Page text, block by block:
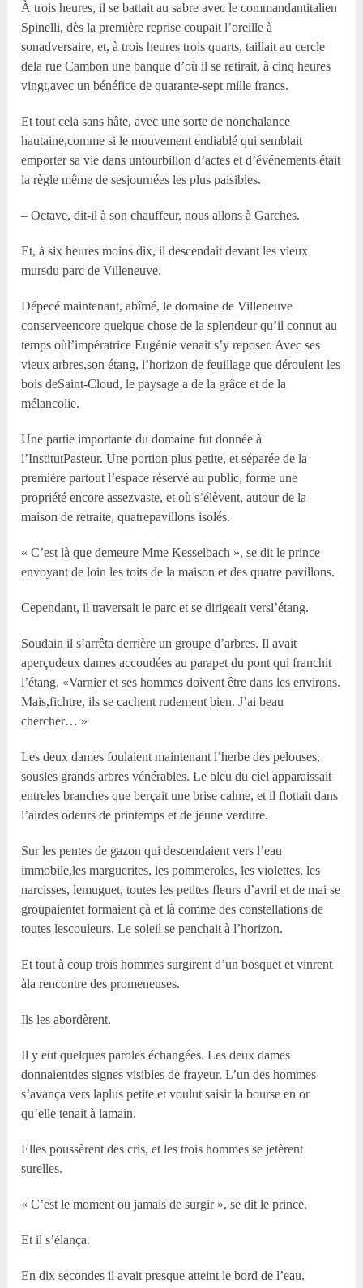
À trois heures, il se battait au sabre avec le commandantitalien
Spinelli, dès la première reprise coupait l’oreille à
sonadversaire, et, à trois heures trois quarts, taillait au cercle
dela rue Cambon une banque d’où il se retirait, à cinq heures
vingt,avec un bénéfice de quarante-sept mille francs.
Et tout cela sans hâte, avec une sorte de nonchalance
hautaine,comme si le mouvement endiablé qui semblait
emporter sa vie dans untourbillon d’actes et d’événements était
la règle même de sesjournées les plus paisibles.
– Octave, dit-il à son chauffeur, nous allons à Garches.
Et, à six heures moins dix, il descendait devant les vieux
mursdu parc de Villeneuve.
Dépecé maintenant, abîmé, le domaine de Villeneuve
conserveencore quelque chose de la splendeur qu’il connut au
temps oùl’impératrice Eugénie venait s’y reposer. Avec ses
vieux arbres,son étang, l’horizon de feuillage que déroulent les
bois deSaint-Cloud, le paysage a de la grâce et de la
mélancolie.
Une partie importante du domaine fut donnée à
l’InstitutPasteur. Une portion plus petite, et séparée de la
première partout l’espace réservé au public, forme une
propriété encore assezvaste, et où s’élèvent, autour de la
maison de retraite, quatrepavillons isolés.
« C’est là que demeure Mme Kesselbach », se dit le prince
envoyant de loin les toits de la maison et des quatre pavillons.
Cependant, il traversait le parc et se dirigeait versl’étang.
Soudain il s’arrêta derrière un groupe d’arbres. Il avait
aperçudeux dames accoudées au parapet du pont qui franchit
l’étang. «Varnier et ses hommes doivent être dans les environs.
Mais,fichtre, ils se cachent rudement bien. J’ai beau
chercher… »
Les deux dames foulaient maintenant l’herbe des pelouses,
sousles grands arbres vénérables. Le bleu du ciel apparaissait
entreles branches que berçait une brise calme, et il flottait dans
l’airdes odeurs de printemps et de jeune verdure.
Sur les pentes de gazon qui descendaient vers l’eau
immobile,les marguerites, les pommeroles, les violettes, les
narcisses, lemuguet, toutes les petites fleurs d’avril et de mai se
groupaientet formaient çà et là comme des constellations de
toutes lescouleurs. Le soleil se penchait à l’horizon.
Et tout à coup trois hommes surgirent d’un bosquet et vinrent
àla rencontre des promeneuses.
Ils les abordèrent.
Il y eut quelques paroles échangées. Les deux dames
donnaientdes signes visibles de frayeur. L’un des hommes
s’avança vers laplus petite et voulut saisir la bourse en or
qu’elle tenait à lamain.
Elles poussèrent des cris, et les trois hommes se jetèrent
surelles.
« C’est le moment ou jamais de surgir », se dit le prince.
Et il s’élança.
En dix secondes il avait presque atteint le bord de l’eau.